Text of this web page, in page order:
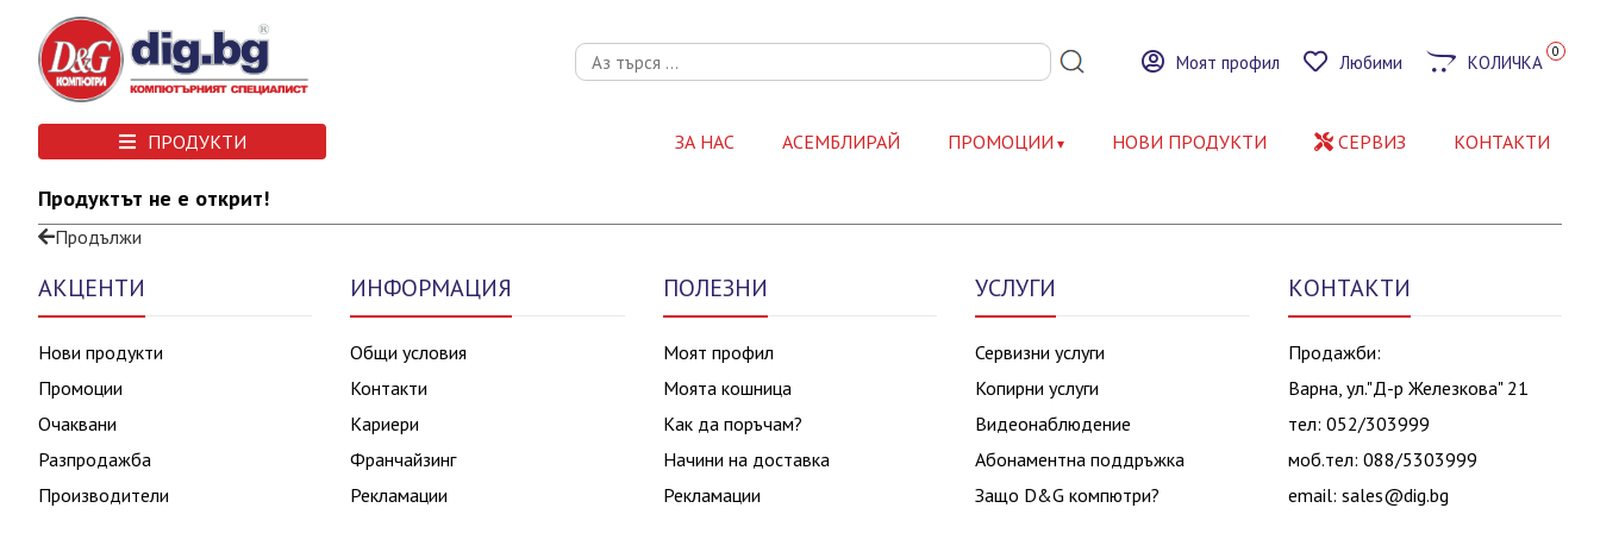
Моят профил Любими КОЛИЧКА 0
ПРОДУКТИ ЗА НАС АСЕМБЛИРАЙ ПРОМОЦИИ НОВИ ПРОДУКТИ СЕРВИЗ КОНТАКТИ
Продуктът не е открит!
Продължи
АКЦЕНТИ
Нови продукти
Промоции
Очаквани
Разпродажба
Производители
ИНФОРМАЦИЯ
Общи условия
Контакти
Кариери
Франчайзинг
Рекламации
ПОЛЕЗНИ
Моят профил
Моята кошница
Как да поръчам?
Начини на доставка
Рекламации
УСЛУГИ
Сервизни услуги
Копирни услуги
Видеонаблюдение
Абонаментна поддръжка
Защо D&G компютри?
КОНТАКТИ
Продажби:
Варна, ул."Д-р Железкова" 21
тел: 052/303999
моб.тел: 088/5303999
email: sales@dig.bg